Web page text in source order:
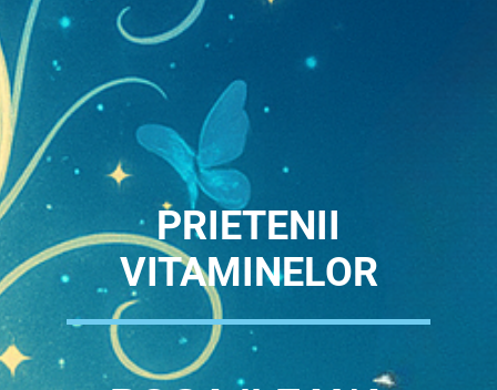
PRIETENII
VITAMINELOR